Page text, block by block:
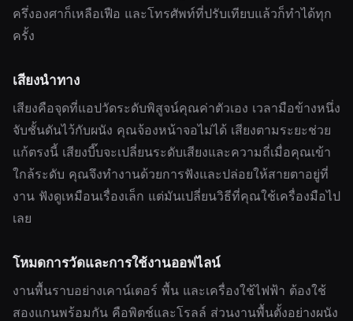
ครึ่งองศาก็เหลือเฟือ และโทรศัพท์ที่ปรับเทียบแล้วก็ทำได้ทุก
ครั้ง
เสียงนำทาง
เสียงคือจุดที่แอปวัดระดับพิสูจน์คุณค่าตัวเอง เวลามือข้างหนึ่ง
จับชั้นดันไว้กับผนัง คุณจ้องหน้าจอไม่ได้ เสียงตามระยะช่วย
แก้ตรงนี้ เสียงบี๊บจะเปลี่ยนระดับเสียงและความถี่เมื่อคุณเข้า
ใกล้ระดับ คุณจึงทำงานด้วยการฟังและปล่อยให้สายตาอยู่ที่
งาน ฟังดูเหมือนเรื่องเล็ก แต่มันเปลี่ยนวิธีที่คุณใช้เครื่องมือไป
เลย
โหมดการวัดและการใช้งานออฟไลน์
งานพื้นราบอย่างเคาน์เตอร์ พื้น และเครื่องใช้ไฟฟ้า ต้องใช้
สองแกนพร้อมกัน คือพิตช์และโรลล์ ส่วนงานพื้นตั้งอย่างผนัง